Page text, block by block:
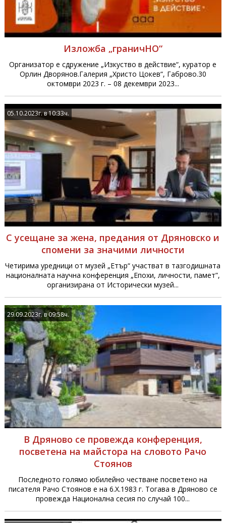
Изложба „граничНО“
Организатор е сдружение „Изкуство в действие“, куратор е
Орлин Дворянов.Галерия „Христо Цокев“, Габрово.30
октомври 2023 г. – 08 декември 2023...
05.10.2023г. в 10:33ч.
С усещане за жена, предания от Дряновско и
спомени за значими личности
Четирима уредници от музей „Етър“ участват в тазгодишната
националната научна конференция „Епохи, личности, памет”,
организирана от Исторически музей...
29.09.2023г. в 09:58ч.
В Дряново се провежда конференция,
посветена на майстора на словото Рачо
Стоянов
Последното голямо юбилейно честване посветено на
писателя Рачо Стоянов е на 6.Х.1983 г. Тогава в Дряново се
провежда Национална сесия по случай 100...